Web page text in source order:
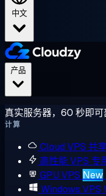
中文
真实服务器，60 秒即可
计算
Cloud VPS 共
高性能 VPS 专
GPU VPS New
Windows VPS